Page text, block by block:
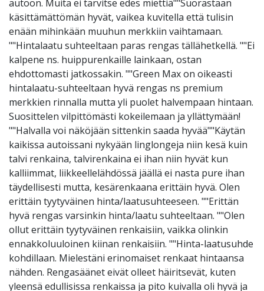
autoon. Muita ei tarvitse edes miettiä""Suorastaan
käsittämättömän hyvät, vaikea kuvitella että tulisin
enään mihinkään muuhun merkkiin vaihtamaan.
""Hintalaatu suhteeltaan paras rengas tällähetkellä. ""Ei
kalpene ns. huippurenkaille lainkaan, ostan
ehdottomasti jatkossakin. ""Green Max on oikeasti
hintalaatu-suhteeltaan hyvä rengas ns premium
merkkien rinnalla mutta yli puolet halvempaan hintaan.
Suosittelen vilpittömästi kokeilemaan ja yllättymään!
""Halvalla voi näköjään sittenkin saada hyvää""Käytän
kaikissa autoissani nykyään linglongeja niin kesä kuin
talvi renkaina, talvirenkaina ei ihan niin hyvät kun
kalliimmat, liikkeellelähdössä jäällä ei nasta pure ihan
täydellisesti mutta, kesärenkaana erittäin hyvä. Olen
erittäin tyytyväinen hinta/laatusuhteeseen. ""Erittän
hyvä rengas varsinkin hinta/laatu suhteeltaan. ""Olen
ollut erittäin tyytyväinen renkaisiin, vaikka olinkin
ennakkoluuloinen kiinan renkaisiin. ""Hinta-laatusuhde
kohdillaan. Mielestäni erinomaiset renkaat hintaansa
nähden. Rengasäänet eivät olleet häiritsevät, kuten
yleensä edullisissa renkaissa ja pito kuivalla oli hyvä ja